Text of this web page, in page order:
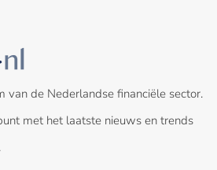
van de Nederlandse financiële sector.
met het laatste nieuws en trends